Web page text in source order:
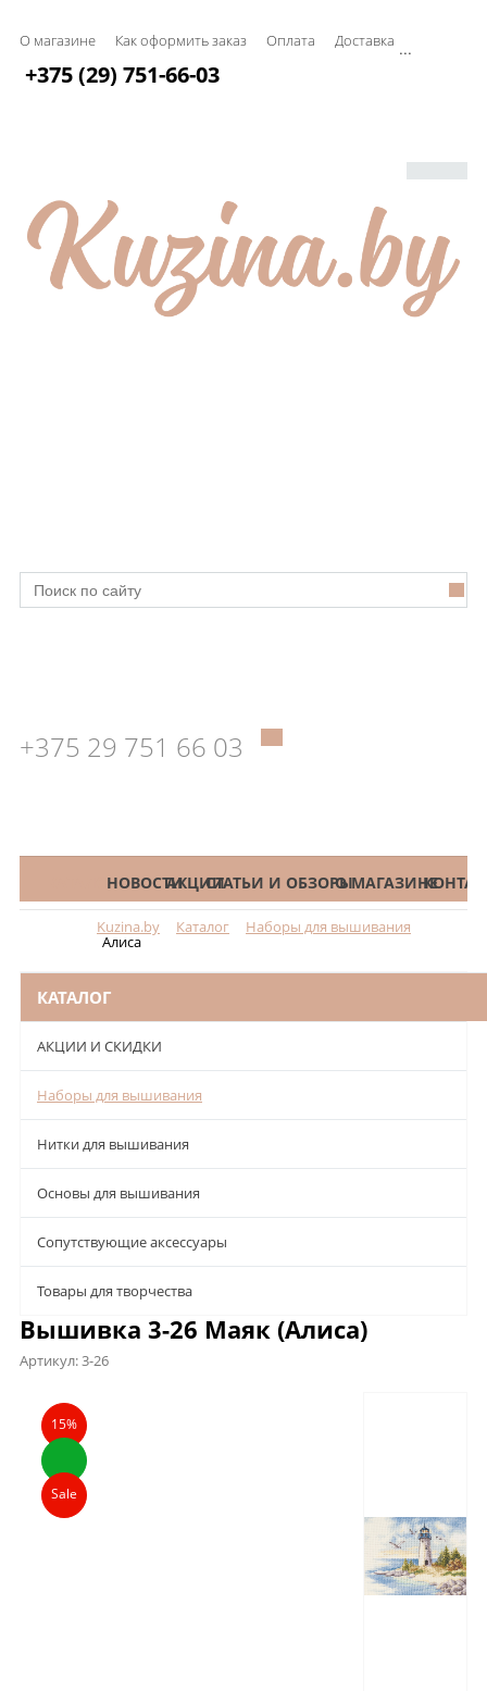
О магазине Как оформить заказ Оплата Доставка ...
+375 (29) 751-66-03
+375 29 751 66 03
КАТАЛОГНОВОСТИАКЦИИСТАТЬИ И ОБЗОРЫО МАГАЗИНЕ
Kuzina.by Каталог Наборы для вышивания
Алиса
КАТАЛОГ
АКЦИИ И СКИДКИ
Наборы для вышивания
Нитки для вышивания
Основы для вышивания
Сопутствующие аксессуары
Товары для творчества
Вышивка 3-26 Маяк (Алиса)
Артикул:3-26
Описание
15%
Sale